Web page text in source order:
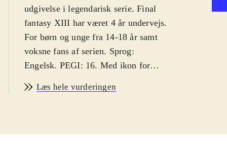
udgivelse i legendarisk serie. Final
fantasy XIII har været 4 år undervejs.
For børn og unge fra 14-18 år samt
voksne fans af serien. Sprog:
Engelsk. PEGI: 16. Med ikon for
"Final fantasy" har siden først i
blanding af rollespil og action. Den
Læs hele vurderingen